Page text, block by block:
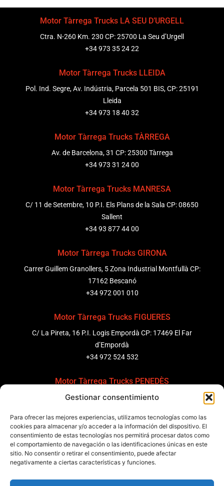
Gestionar consentimiento
Para ofrecer las mejores experiencias, utilizamos tecnologías como las
cookies para almacenar y/o acceder a la información del dispositivo. El
consentimiento de estas tecnologías nos permitirá procesar datos como
el comportamiento de navegación o las identificaciones únicas en este
sitio. No consentir o retirar el consentimiento, puede afectar
negativamente a ciertas características y funciones.
Motor Tàrrega Trucks LA SEU D’URGELL
Ctra. N-260 Km. 230 CP: 25700 La Seu d’Urgell
+34 973 35 24 22
Motor Tàrrega Trucks LLEIDA
Pol. Ind. Segre, Av. Indústria, Parcela 501 BIS, CP: 25191
Lleida
+34 973 18 40 32
Motor Tàrrega Trucks TÀRREGA
Av. de Barcelona, 31 CP: 25300 Tàrrega
+34 973 31 24 00
Motor Tàrrega Trucks MANRESA
C/ 11 de Setembre, 10 P.I. Els Plans de la Sala CP: 08650
Sallent
+34 93 877 44 00
Motor Tàrrega Trucks GIRONA
Carrer Guillem Granollers, 5 Zona Industrial Montfullà CP:
17162 Bescanó
+34 972 001 010
Motor Tàrrega Trucks FIGUERES
C/ La Pireta, 16 P.I. Logis Empordà CP: 17469 El Far
d’Empordà
+34 972 524 532
Motor Tàrrega Trucks PENEDÈS
C/ Ponent 8, Pol. Ind. Sant Pere Molanta, CP: 08799
+34 931 69 11 91
Motor Tàrrega Trucks BARCELONA
Zona Franca, Carrer E, s/n 08040 Barcelona, España